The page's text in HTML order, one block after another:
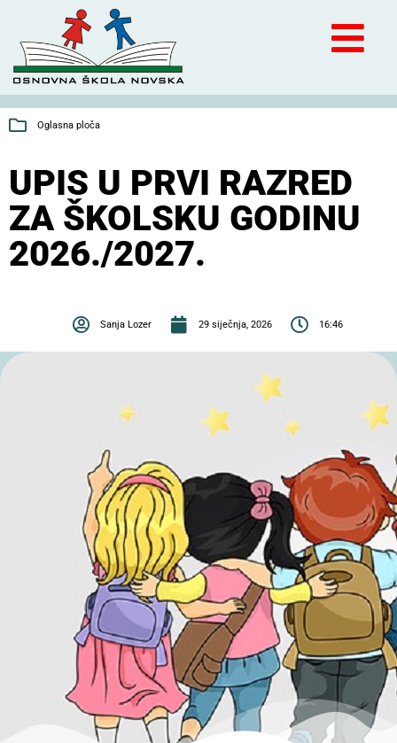
Oglasna ploča
UPIS U PRVI RAZRED
ZA ŠKOLSKU GODINU
2026./2027.
Sanja Lozer 29 siječnja, 2026 16:46